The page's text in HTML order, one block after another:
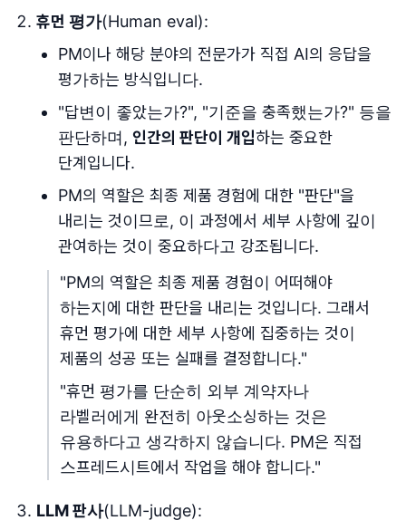
휴먼 평가(Human eval):
PM이나 해당 분야의 전문가가 직접 AI의 응답을
평가하는 방식입니다.
"답변이 좋았는가?", "기준을 충족했는가?" 등을
판단하며, 인간의 판단이 개입하는 중요한
단계입니다.
PM의 역할은 최종 제품 경험에 대한 "판단"을
내리는 것이므로, 이 과정에서 세부 사항에 깊이
관여하는 것이 중요하다고 강조됩니다.
"PM의 역할은 최종 제품 경험이 어떠해야
하는지에 대한 판단을 내리는 것입니다. 그래서
휴먼 평가에 대한 세부 사항에 집중하는 것이
제품의 성공 또는 실패를 결정합니다."
"휴먼 평가를 단순히 외부 계약자나
라벨러에게 완전히 아웃소싱하는 것은
유용하다고 생각하지 않습니다. PM은 직접
스프레드시트에서 작업을 해야 합니다."
LLM 판사(LLM-judge):